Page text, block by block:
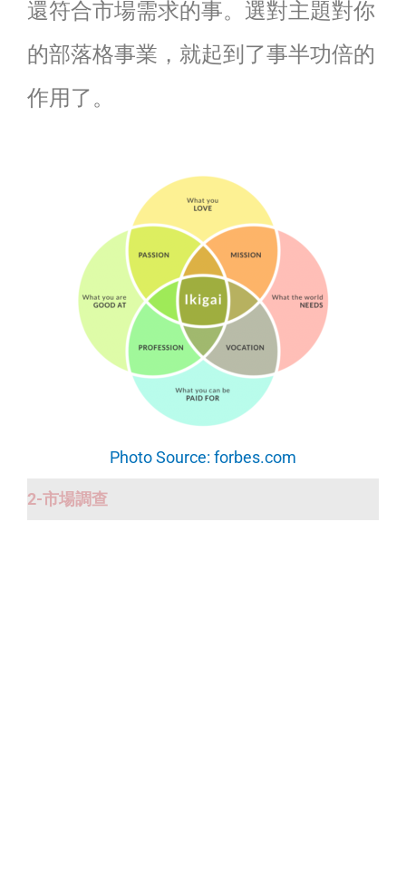
還符合市場需求的事。選對主題對你
的部落格事業，就起到了事半功倍的
作用了。
Photo Source: forbes.com
2-市場調查